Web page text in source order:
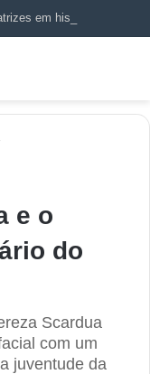
e o
do
Scardua
com um
juventude da